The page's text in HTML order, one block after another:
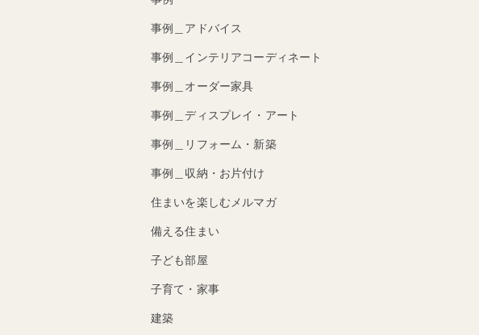
事例＿アドバイス
事例＿インテリアコーディネート
事例＿オーダー家具
事例＿ディスプレイ・アート
事例＿リフォーム・新築
事例＿収納・お片付け
住まいを楽しむメルマガ
備える住まい
子ども部屋
子育て・家事
建築